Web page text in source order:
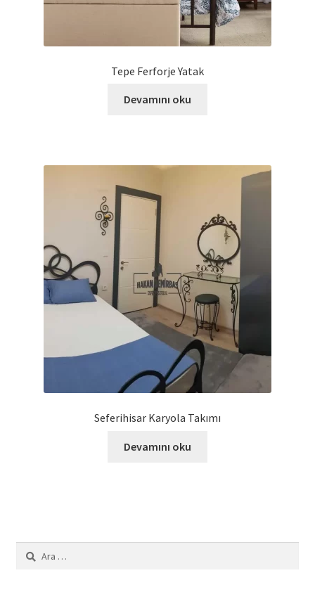
Tepe Ferforje Yatak
Devamını oku
Seferihisar Karyola Takımı
Devamını oku
Arama: